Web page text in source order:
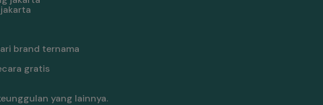
brand ternama
gratis
yang lainnya.